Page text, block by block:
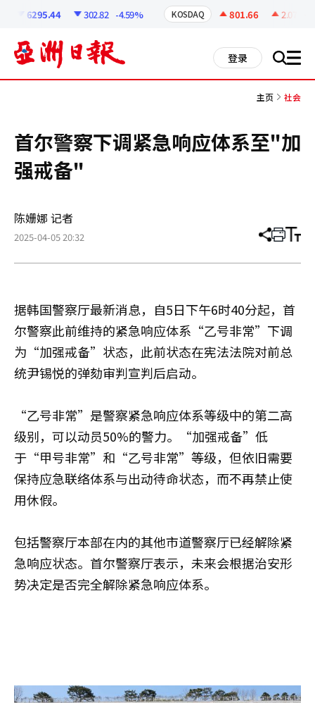
6295.44 302.82 -4.59% KOSDAQ 801.66 2.07
登录 搜 all
主页 社会
首尔警察下调紧急响应体系至"加
强戒备"
陈姗娜 记者
2025-04-05 20:32 分
章
打 调
小
据韩国警察厅最新消息，自5日下午6时40分起，首
尔警察此前维持的紧急响应体系“乙号非常”下调
为“加强戒备”状态，此前状态在宪法法院对前总
统尹锡悦的弹劾审判宣判后启动。
“乙号非常”是警察紧急响应体系等级中的第二高
级别，可以动员50%的警力。“加强戒备”低
于“甲号非常”和“乙号非常”等级，但依旧需要
保持应急联络体系与出动待命状态，而不再禁止使
用休假。
包括警察厅本部在内的其他市道警察厅已经解除紧
急响应状态。首尔警察厅表示，未来会根据治安形
势决定是否完全解除紧急响应体系。